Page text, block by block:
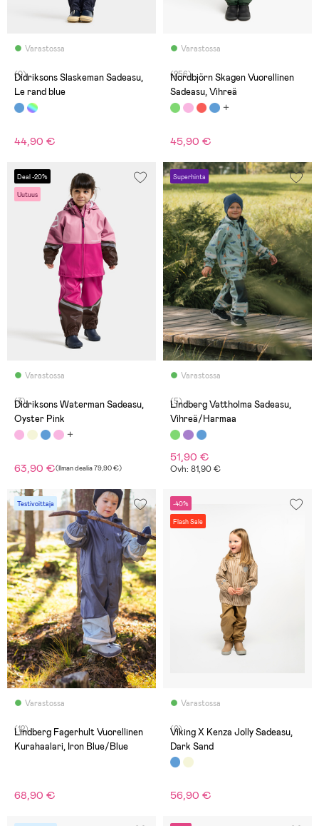
Varastossa
(0)
Didriksons Slaskeman Sadeasu,
Le rand blue
44,90 €
Varastossa
(256)
Nordbjörn Skagen Vuorellinen
Sadeasu, Vihreä
45,90 €
Deal -20%
Uutuus
Varastossa
(3)
Didriksons Waterman Sadeasu,
Oyster Pink
63,90 €(Ilman dealia79,90 €)
Superhinta
Varastossa
(5)
Lindberg Vattholma Sadeasu,
Vihreä/Harmaa
51,90 €
Ovh: 81,90 €
Testivoittaja
Varastossa
(12)
Lindberg Fagerhult Vuorellinen
Kurahaalari, Iron Blue/Blue
68,90 €
-40%
Flash Sale
Varastossa
(0)
Viking X Kenza Jolly Sadeasu,
Dark Sand
56,90 €